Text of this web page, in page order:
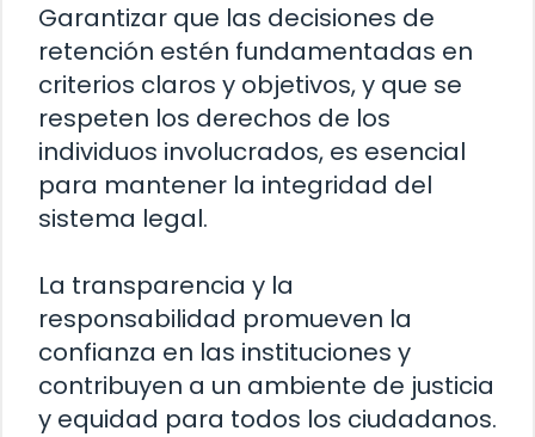
Garantizar que las decisiones de
retención estén fundamentadas en
criterios claros y objetivos, y que se
respeten los derechos de los
individuos involucrados, es esencial
para mantener la integridad del
sistema legal.
La transparencia y la
responsabilidad promueven la
confianza en las instituciones y
contribuyen a un ambiente de justicia
y equidad para todos los ciudadanos.